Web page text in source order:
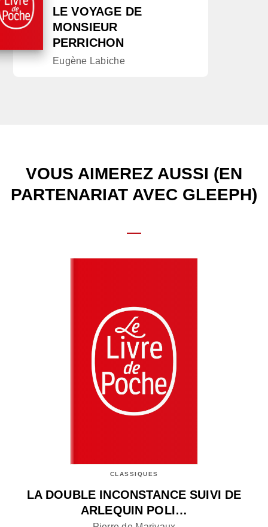
LE VOYAGE DE
MONSIEUR
PERRICHON
Eugène Labiche
VOUS AIMEREZ AUSSI (EN
PARTENARIAT AVEC GLEEPH)
CLASSIQUES
LA DOUBLE INCONSTANCE SUIVI DE
ARLEQUIN POLI…